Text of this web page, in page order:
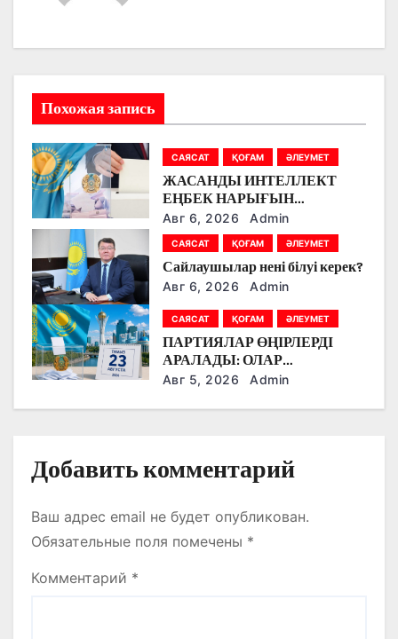
я
п
о
з
а
п
и
с
я
Похожая запись
САЯСАТ ҚОҒАМ ӘЛЕУМЕТ
ЖАСАНДЫ ИНТЕЛЛЕКТ
ЕҢБЕК НАРЫҒЫН
ӨЗГЕРТУДЕ: ПАРТИЯЛАР
БІЛІМ БЕРУ МЕН БОЛАШАҚ
МАМАНДЫҚТАРДЫ
ТАЛҚЫЛАДЫ
Авг 6, 2026 Admin
САЯСАТ ҚОҒАМ ӘЛЕУМЕТ
Сайлаушылар нені білуі керек?
Авг 6, 2026 Admin
САЯСАТ ҚОҒАМ ӘЛЕУМЕТ
ПАРТИЯЛАР ӨҢІРЛЕРДІ
АРАЛАДЫ: ОЛАР
ДӘРІГЕРЛЕРМЕН,
ФЕРМЕРЛЕРМЕН ЖӘНЕ
Авг 5, 2026 Admin
Добавить комментарий
Ваш адрес email не будет опубликован.
Обязательные поля помечены *
Комментарий *